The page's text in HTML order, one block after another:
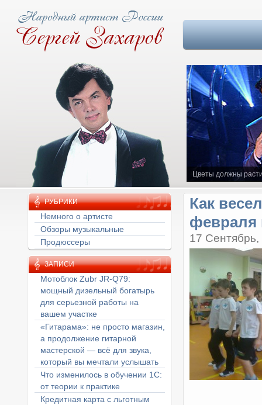
Цветы должны
РУБРИКИ
Немного о артисте
Обзоры музыкальные
Продюссеры
ЗАПИСИ
Мотоблок Zubr JR-Q79:
мощный дизельный богатырь
для серьезной работы на
вашем участке
«Гитарама»: не просто магазин,
а продолжение гитарной
мастерской — всё для звука,
который вы мечтали услышать
Что изменилось в обучении 1С:
от теории к практике
Кредитная карта с льготным
Как
февраля
17 Сентябрь,